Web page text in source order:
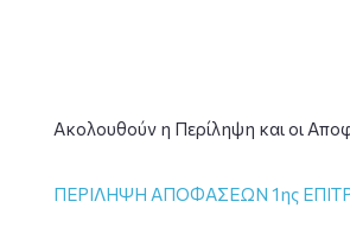
Ακολουθούν η Περίληψη και οι
ΠΕΡΙΛΗΨΗ ΑΠΟΦΑΣΕΩΝ 1ης